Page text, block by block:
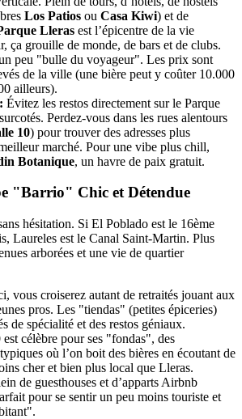
Los Patios ou Casa Kiwi) et de
Lleras est l’épicentre de la vie
ça grouille de monde, de bars et de clubs.
peu "bulle du voyageur". Les prix sont
de la ville (une bière peut y coûter 10.000
ailleurs).
Évitez les restos directement sur le Parque
Perdez-vous dans les rues alentours
10) pour trouver des adresses plus
marché. Pour une vibe plus chill,
Botanique, un havre de paix gratuit.
"Barrio" Chic et Détendue
hésitation. Si El Poblado est le 16ème
Laureles est le Canal Saint-Martin. Plus
arborées et une vie de quartier
vous croiserez autant de retraités jouant aux
pros. Les "tiendas" (petites épiceries)
de spécialité et des restos géniaux.
est célèbre pour ses "fondas", des
où l’on boit des bières en écoutant de
cher et bien plus local que Lleras.
de guesthouses et d’apparts Airbnb
pour se sentir un peu moins touriste et